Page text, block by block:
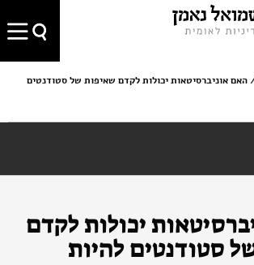
האם אוניברסיטאות יכולות לקדם שאיפות של סטודנטים
יכולות לקדם
סטודנטים להיות